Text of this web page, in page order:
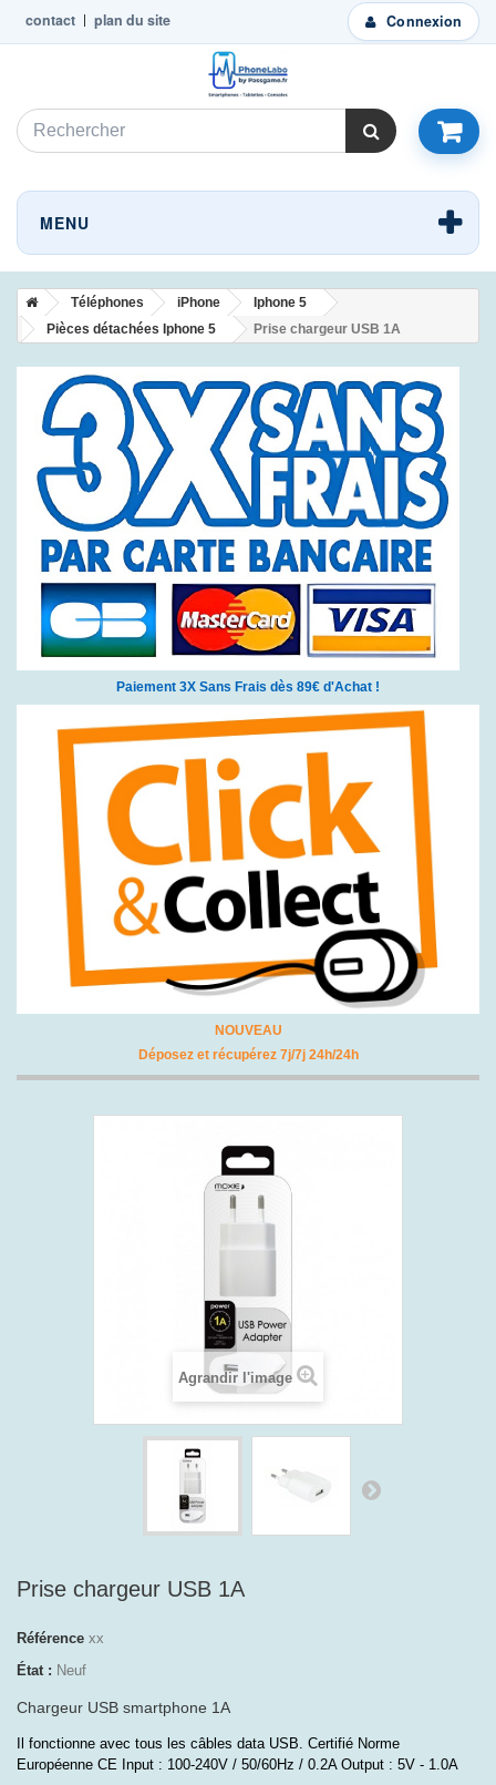
Connexion
contact plan du site
MENU
Téléphones iPhone
Iphone 5
Pièces détachées Iphone 5
Prise chargeur USB 1A
Paiement 3X Sans Frais dès 89€ d'Achat !
NOUVEAU
Déposez et récupérez 7j/7j 24h/24h
Agrandir l'image
Prise chargeur USB 1A
Référence xx
État : Neuf
Chargeur USB smartphone 1A
Il fonctionne avec tous les câbles data USB. Certifié Norme
Européenne CE Input : 100-240V / 50/60Hz / 0.2A Output : 5V - 1.0A